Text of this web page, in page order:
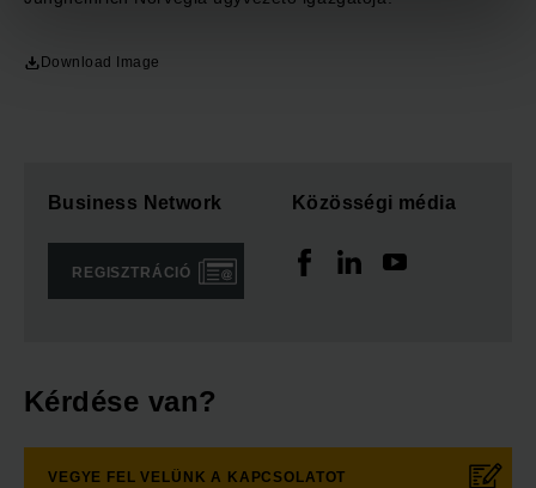
Download Image
Business Network
REGISZTRÁCIÓ
Közösségi média
Kérdése van?
VEGYE FEL VELÜNK A KAPCSOLATOT